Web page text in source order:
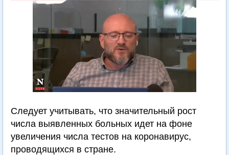
Следует учитывать, что значительный рост
числа выявленных больных идет на фоне
увеличения числа тестов на коронавирус,
проводящихся в стране.